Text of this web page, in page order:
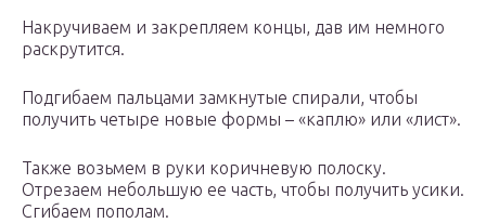
Накручиваем и закрепляем концы, дав им немного
раскрутится.
Подгибаем пальцами замкнутые спирали, чтобы
получить четыре новые формы – «каплю» или «лист».
Также возьмем в руки коричневую полоску.
Отрезаем небольшую ее часть, чтобы получить усики.
Сгибаем пополам.